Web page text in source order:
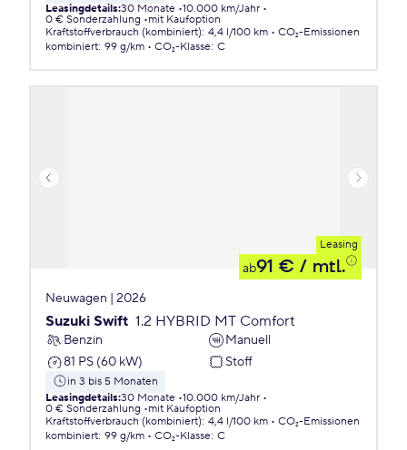
Leasingdetails:30 Monate 10.000 km/Jahr
0 € Sonderzahlung
mit Kaufoption
Kraftstoffverbrauch (kombiniert): 4,4 l/100 km
CO₂-Emissionen
kombiniert: 99 g/km CO₂-Klasse: C
Leasing
ab91 € / mtl.
Neuwagen | 2026
Suzuki Swift 1.2 HYBRID MT Comfort
Benzin
Manuell
81 PS (60 kW)
Stoff
in 3 bis 5 Monaten
Leasingdetails:30 Monate 10.000 km/Jahr
0 € Sonderzahlung
mit Kaufoption
Kraftstoffverbrauch (kombiniert): 4,4 l/100 km
CO₂-Emissionen
kombiniert: 99 g/km CO₂-Klasse: C